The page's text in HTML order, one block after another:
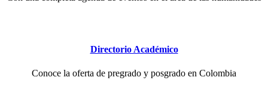
Directorio Académico
Conoce la oferta de pregrado y posgrado en Colombia